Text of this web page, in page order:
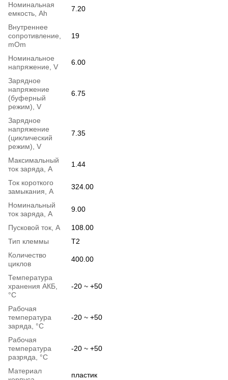
Номинальная
емкость, Ah
7.20
Внутреннее
сопротивление,
mOm
19
Номинальное
напряжение, V
6.00
Зарядное
напряжение
(буферный
режим), V
6.75
Зарядное
напряжение
(циклический
режим), V
7.35
Максимальный
ток заряда, A
1.44
Ток короткого
замыкания, A
324.00
Номинальный
ток заряда, A
9.00
Пусковой ток, А
108.00
Тип клеммы
T2
Количество
циклов
400.00
Температура
хранения АКБ,
°C
-20 ~ +50
Рабочая
температура
заряда, °C
-20 ~ +50
Рабочая
температура
разряда, °C
-20 ~ +50
Материал
пластик